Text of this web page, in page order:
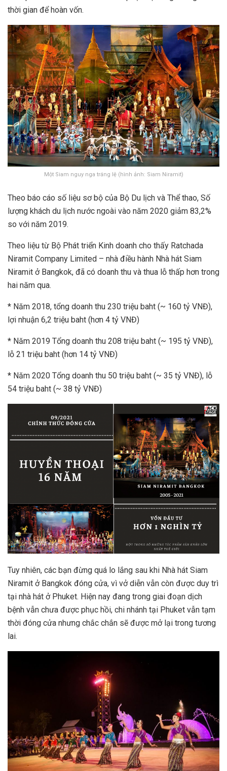
thời gian để hoàn vốn.
Một Siam nguy nga tráng lệ (hình ảnh: Siam Niramit)
Theo báo cáo số liệu sơ bộ của Bộ Du lịch và Thể thao, Số
lượng khách du lịch nước ngoài vào năm 2020 giảm 83,2%
so với năm 2019.
Theo liệu từ Bộ Phát triển Kinh doanh cho thấy Ratchada
Niramit Company Limited – nhà điều hành Nhà hát Siam
Niramit ở Bangkok, đã có doanh thu và thua lỗ thấp hơn trong
hai năm qua.
* Năm 2018, tổng doanh thu 230 triệu baht (~ 160 tỷ VNĐ),
lợi nhuận 6,2 triệu baht (hơn 4 tỷ VNĐ)
* Năm 2019 Tổng doanh thu 208 triệu baht (~ 195 tỷ VNĐ),
lỗ 21 triệu baht (hơn 14 tỷ VNĐ)
* Năm 2020 Tổng doanh thu 50 triệu baht (~ 35 tỷ VNĐ), lỗ
54 triệu baht (~ 38 tỷ VNĐ)
Tuy nhiên, các bạn đừng quá lo lắng sau khi Nhà hát Siam
Niramit ở Bangkok đóng cửa, vì vở diễn vẫn còn được duy trì
tại nhà hát ở Phuket. Hiện nay đang trong giai đoạn dịch
bệnh vẫn chưa được phục hồi, chi nhánh tại Phuket vẫn tạm
thời đóng cửa nhưng chắc chắn sẽ được mở lại trong tương
lai.